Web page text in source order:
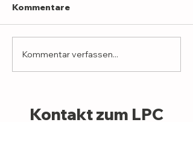
Kommentare
Kommentar verfassen...
Kontakt zum LPC